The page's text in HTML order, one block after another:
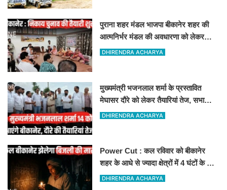
पुराना शहर मंडल भाजपा बीकानेर शहर की
आत्मनिर्भर मंडल की अवधारणा को लेकर
मासिक एवं निकाय चुनाव की तैयारी बैठक
DHIRENDRA ACHARYA
मुख्यमंत्री भजनलाल शर्मा के प्रस्तावित
मेघासर दौरे को लेकर तैयारियां तेज, सभा
स्थल का लिया जायजा
DHIRENDRA ACHARYA
Power Cut : कल रविवार को बीकानेर
शहर के आधे से ज्यादा क्षेत्रों में 4 घंटों के लिए
बिजली रहेगी गुल
DHIRENDRA ACHARYA